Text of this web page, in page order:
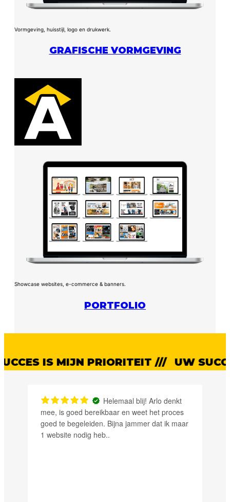
Vormgeving, huisstijl, logo en drukwerk.
GRAFISCHE VORMGEVING
Showcase websites, e-commerce & banners.
PORTFOLIO
IS MIJN PRIORITEIT /// UW SUCCES
Helemaal blij! Arlo denkt
mee, is goed bereikbaar en weet het proces
goed te begeleiden. Bijna jammer dat ik maar
1 website nodig heb..